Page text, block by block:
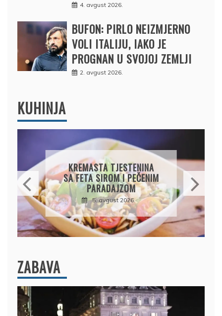
4. avgust 2026.
BUFON: PIRLO NEIZMJERNO
VOLI ITALIJU, IAKO JE
PROGNAN U SVOJOJ ZEMLJI
2. avgust 2026.
KUHINJA
PALAČINKE OD LIMUNA I
JOGURTA
6. avgust 2026.
ZABAVA